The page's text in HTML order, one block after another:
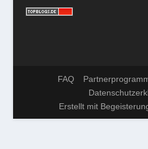
FAQ
Erstellt mit